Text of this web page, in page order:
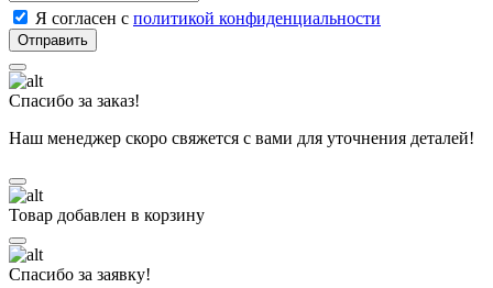
Я согласен с политикой конфиденциальности
Спасибо за заказ!
Наш менеджер скоро свяжется с вами для уточнения деталей!
Товар добавлен в корзину
Спасибо за заявку!